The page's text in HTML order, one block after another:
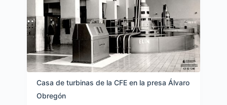
Casa de turbinas de la CFE en la presa Álvaro
Obregón